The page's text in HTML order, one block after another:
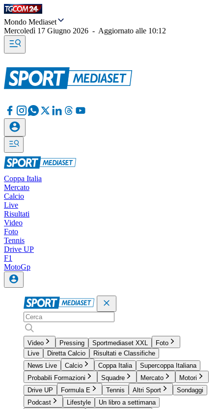
Mondo Mediaset
Mercoledì 17 Giugno 2026 - Aggiornato alle 10:12
Coppa Italia
Mercato
Calcio
Live
Risultati
Video
Foto
Tennis
Drive UP
F1
MotoGp
Video Pressing Sportmediaset XXL
Foto
Live
Diretta Calcio
Risultati e Classifiche
News Live
Calcio Coppa Italia
Supercoppa Italiana
Probabili Formazioni
Squadre Mercato
Motori
Drive UP
Formula E Tennis Altri Sport
Sondaggi
Podcast
Lifestyle
Un libro a settimana